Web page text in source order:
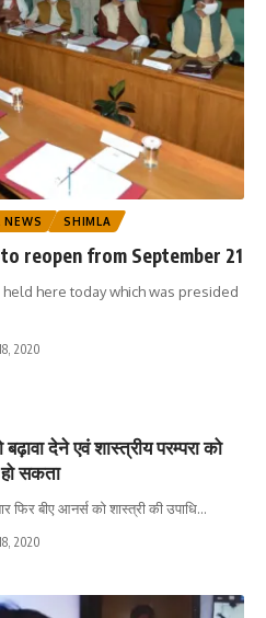
NEWS SHIMLA
reopen from September 21
here today which was presided
2020
देने एवं शास्त्रीय परम्परा को
हो सकता
फिर बीए आनर्स को शास्त्री की उपाधि…
2020